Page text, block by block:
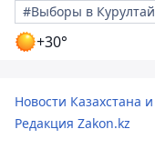
#Выборы в Курултай
+30°
Новости Казахстана
Редакция Zakon.kz